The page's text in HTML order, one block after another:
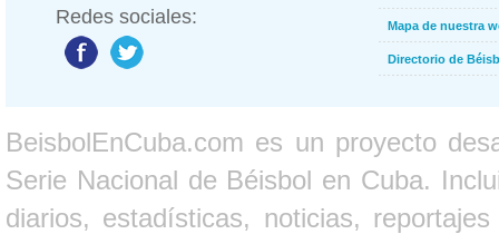
Redes sociales: Mapa de nuestra
Directorio de
BeisbolEnCuba.com es un proyecto
Serie Nacional de Béisbol en Cuba.
diarios, estadísticas, noticias,